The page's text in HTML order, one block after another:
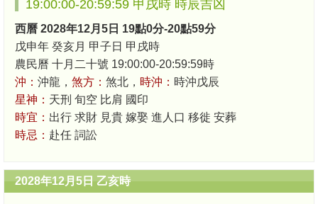
19:00:00-20:59:59 甲戌時 時辰吉凶
西曆 2028年12月5日 19點0分-20點59分
戊申年 癸亥月 甲子日 甲戌時
農民曆 十月二十號 19:00:00-20:59:59時
沖： 沖龍， 煞方： 煞北， 時沖： 時沖戊辰
星神： 天刑 旬空 比肩 國印
時宜： 出行 求財 見貴 嫁娶 進人口 移徙 安葬
時忌： 赴任 詞訟
2028年12月5日 乙亥時